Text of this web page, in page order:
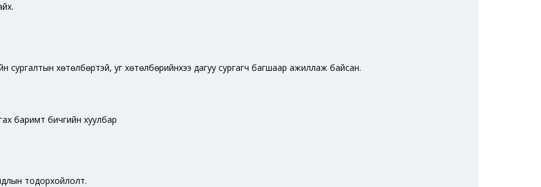
сургалтын хөтөлбөртэй, уг хөтөлбөрийнхээ дагуу сургагч багшаар ажиллаж байсан.
баримт бичгийн хуулбар
тодорхойлолт.